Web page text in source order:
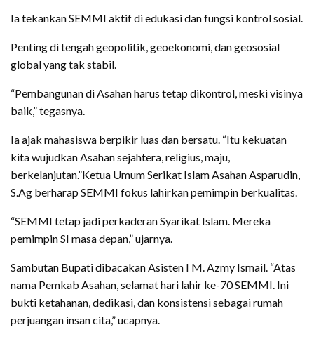
Ia tekankan SEMMI aktif di edukasi dan fungsi kontrol sosial.
Penting di tengah geopolitik, geoekonomi, dan geososial
global yang tak stabil.
“Pembangunan di Asahan harus tetap dikontrol, meski visinya
baik,” tegasnya.
Ia ajak mahasiswa berpikir luas dan bersatu. “Itu kekuatan
kita wujudkan Asahan sejahtera, religius, maju,
berkelanjutan.”Ketua Umum Serikat Islam Asahan Asparudin,
S.Ag berharap SEMMI fokus lahirkan pemimpin berkualitas.
“SEMMI tetap jadi perkaderan Syarikat Islam. Mereka
pemimpin SI masa depan,” ujarnya.
Sambutan Bupati dibacakan Asisten I M. Azmy Ismail. “Atas
nama Pemkab Asahan, selamat hari lahir ke-70 SEMMI. Ini
bukti ketahanan, dedikasi, dan konsistensi sebagai rumah
perjuangan insan cita,” ucapnya.